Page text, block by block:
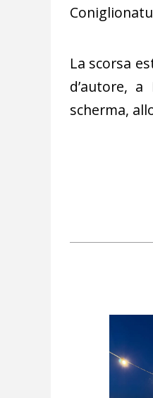
La scorsa
d’autore,
scherma,